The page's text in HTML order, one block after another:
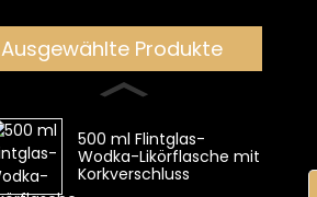
Ausgewählte Produkte
500 ml Flintglas-
Wodka-Likörflasche mit
Korkverschluss